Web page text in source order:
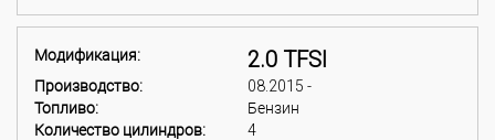
Модификация: 2.0 TFSI
Производство:
08.2015 -
Топливо:
Бензин
Количество цилиндров:
4